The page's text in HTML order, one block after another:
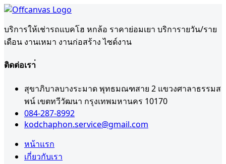
บริการให้เช่ารถแบคโฮ หกล้อ ราคาย่อมเยา บริการายวัน/ราย
เดือน งานเหมา งานก่อสร้าง ไซด์งาน
ติดต่อเรา่
สุขาภิบาลบางระมาด พุทธมณฑสาย 2 แขวงศาลาธรรมส
พน์ เขตทวีวัฒนา กรุงเทพมหานคร 10170
084-287-8992
kodchaphon.service@gmail.com
หน้าแรก
เกี่ยวกับเรา